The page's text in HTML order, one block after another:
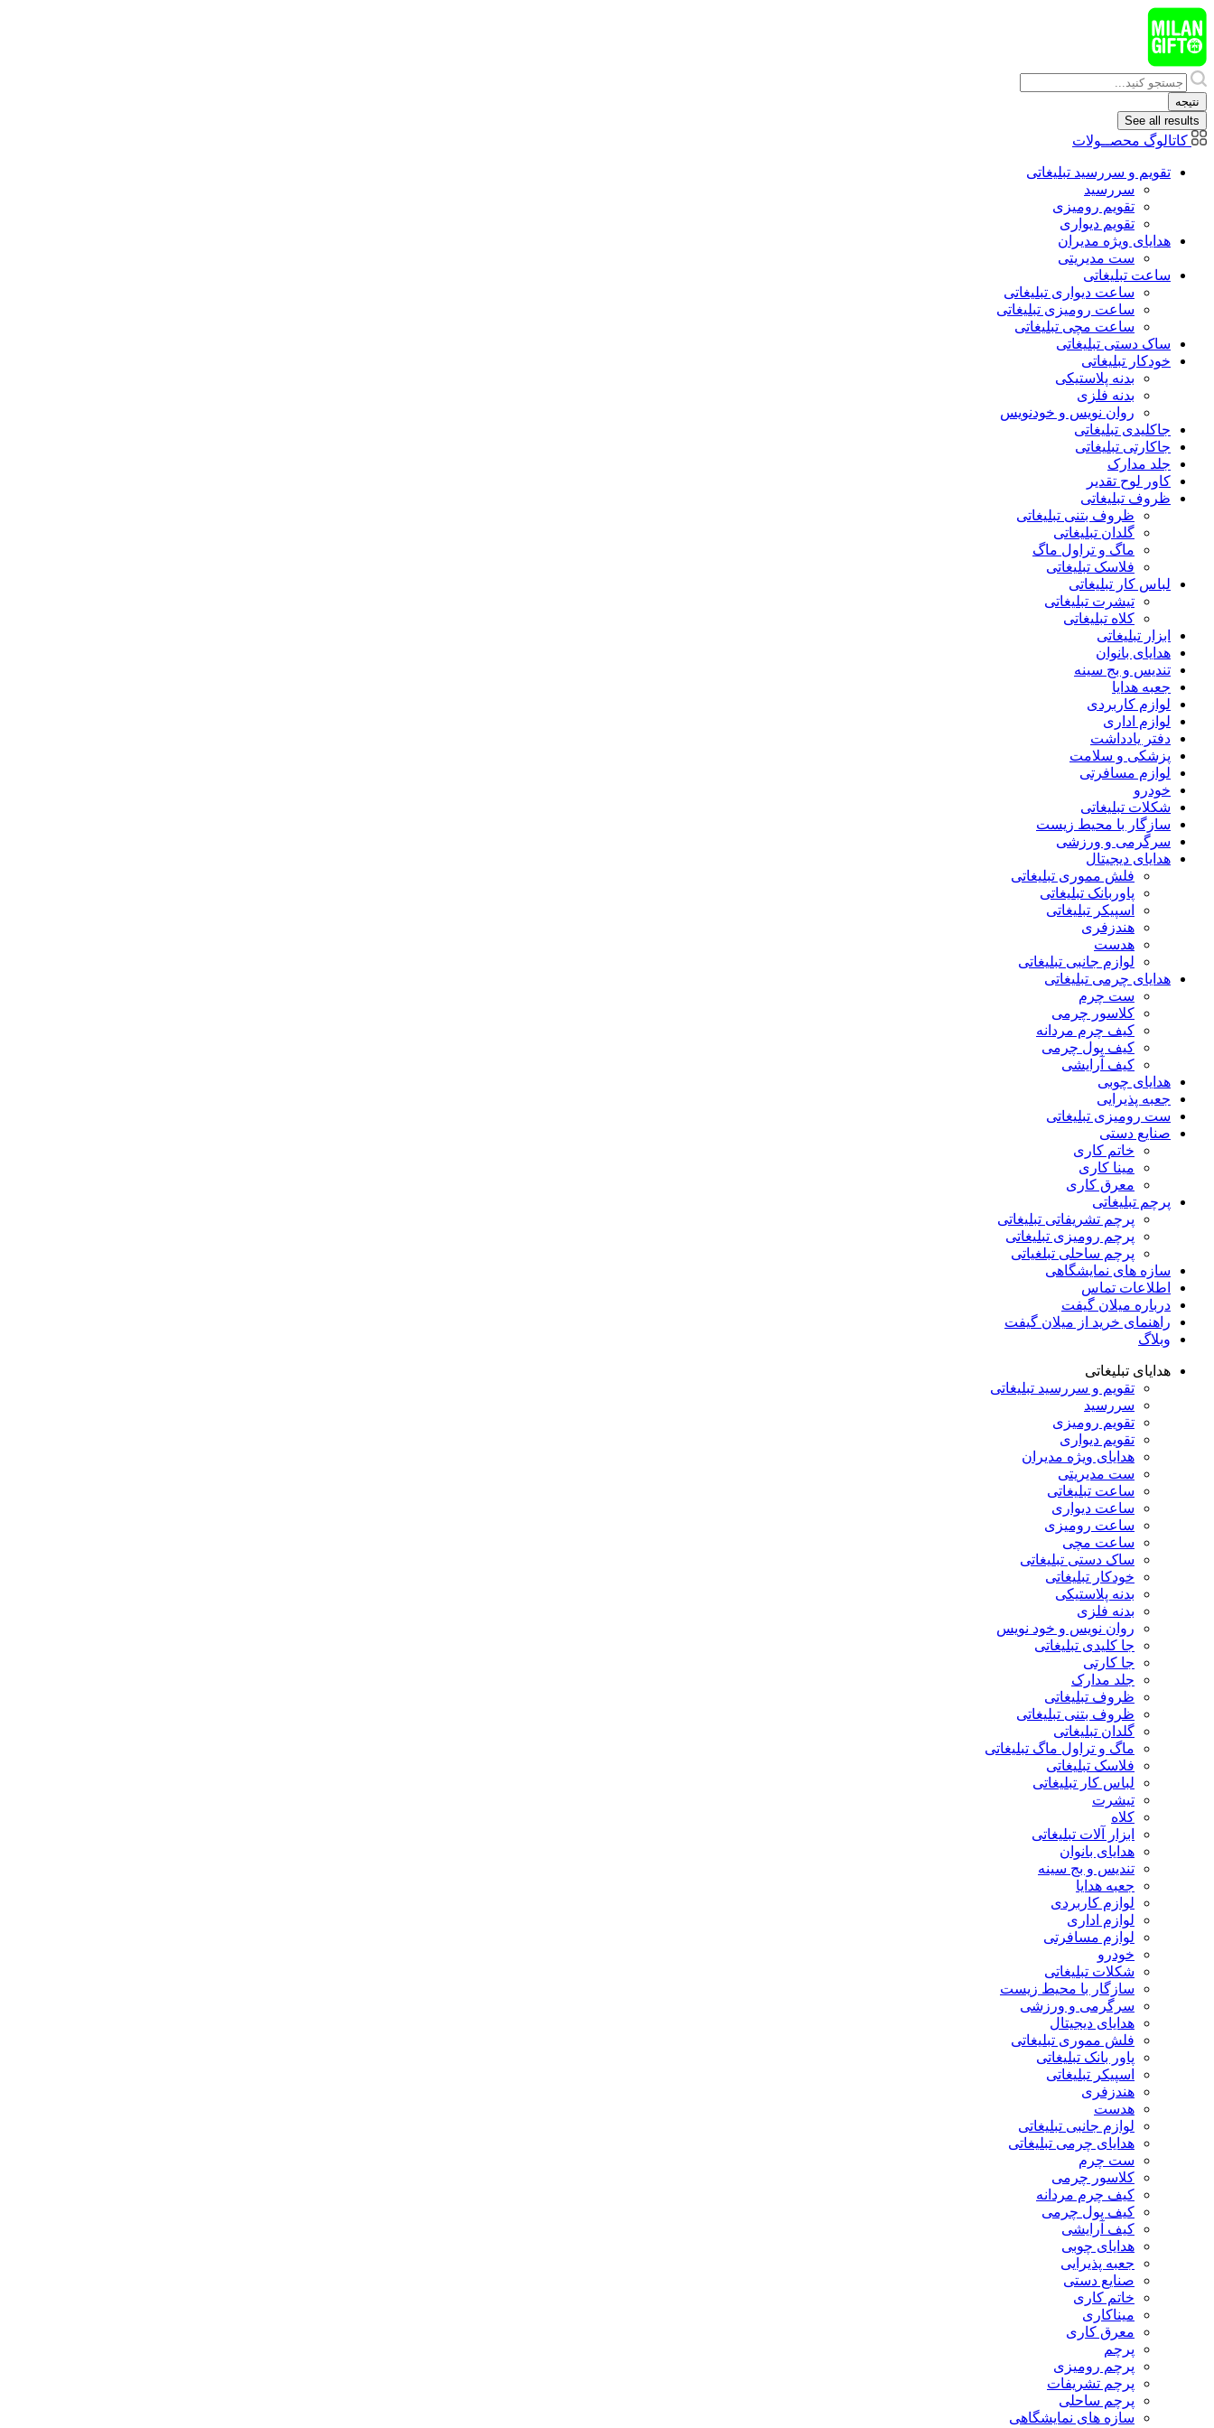
پرش
به
محتوا
Search
...
نتیجه
See all results
کاتالوگ محصــولات
تقویم و سررسید تبلیغاتی
سررسید
تقویم رومیزی
تقویم دیواری
هدایای ويژه مدیران
ست مدیریتی
ساعت تبلیغاتی
ساعت دیواری تبلیغاتی
ساعت رومیزی تبلیغاتی
ساعت مچی تبلیغاتی
ساک دستی تبلیغاتی
خودکار تبلیغاتی
بدنه پلاستیکی
بدنه فلزی
روان نویس و خودنویس
جاکلیدی تبلیغاتی
جاکارتی تبلیغاتی
جلد مدارک
کاور لوح تقدیر
ظروف تبلیغاتی
ظروف بتنی تبلیغاتی
گلدان تبلیغاتی
ماگ و تراول ماگ
فلاسک تبلیغاتی
لباس کار تبلیغاتی
تیشرت تبلیغاتی
کلاه تبلیغاتی
ابزار تبلیغاتی
هدایای بانوان
تندیس و بج سینه
جعبه هدایا
لوازم کاربردی
لوازم اداری
دفتر یادداشت
پزشکی و سلامت
لوازم مسافرتی
خودرو
شکلات تبلیغاتی
سازگار با محیط زیست
سرگرمی و ورزشی
هدایای دیجیتال
فلش مموری تبلیغاتی
پاوربانک تبلیغاتی
اسپیکر تبلیغاتی
هندزفری
هدست
لوازم جانبی تبلیغاتی
هدایای چرمی تبلیغاتی
ست چرم
کلاسور چرمی
کیف چرم مردانه
کیف پول چرمی
کیف آرایشی
هدایای چوبی
جعبه پذیرایی
ست رومیزی تبلیغاتی
صنایع دستی
خاتم کاری
مینا کاری
معرق کاری
پرچم تبلیغاتی
پرچم تشریفاتی تبلیغاتی
پرچم رومیزی تبلیغاتی
پرچم ساحلی تبلغیاتی
سازه های نمایشگاهی
اطلاعات تماس
درباره میلان گیفت
راهنمای خرید از میلان گیفت
وبلاگ
هدایای تبلیغاتی
تقویم و سررسید تبلیغاتی
سررسید
تقویم رومیزی
تقویم دیواری
هدایای ویژه مدیران
ست مدیریتی
ساعت تبلیغاتی
ساعت دیواری
ساعت رومیزی
ساعت مچی
ساک دستی تبلیغاتی
خودکار تبلیغاتی
بدنه پلاستیکی
بدنه فلزی
روان نویس و خود نویس
جا کلیدی تبلیغاتی
جا کارتی
جلد مدارک
ظروف تبلیغاتی
ظروف بتنی تبلیغاتی
گلدان تبلیغاتی
ماگ و تراول ماگ تبلیغاتی
فلاسک تبلیغاتی
لباس کار تبلیغاتی
تیشرت
کلاه
ابزار آلات تبلیغاتی
هدایای بانوان
تندیس و بج سینه
جعبه هدایا
لوازم کاربردی
لوازم اداری
لوازم مسافرتی
خودرو
شکلات تبلیغاتی
سازگار با محیط زیست
سرگرمی و ورزشی
هدایای دیجیتال
فلش مموری تبلیغاتی
پاور بانک تبلیغاتی
اسپیکر تبلیغاتی
هندزفری
هدست
لوازم جانبی تبلیغاتی
هدایای چرمی تبلیغاتی
ست چرم
کلاسور چرمی
کیف چرم مردانه
کیف پول چرمی
کیف آرایشی
هدایای چوبی
جعبه پذیرایی
صنایع دستی
خاتم کاری
میناکاری
معرق کاری
پرچم
پرچم رومیزی
پرچم تشریفات
پرچم ساحلی
سازه های نمایشگاهی